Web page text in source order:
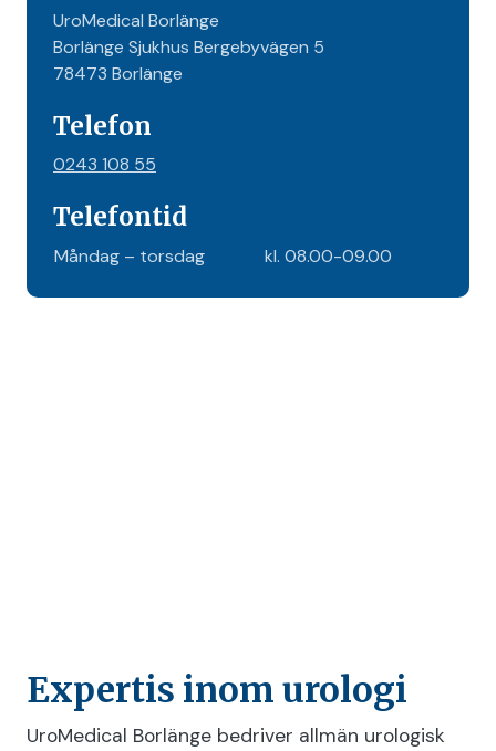
UroMedical Borlänge
Borlänge Sjukhus Bergebyvägen 5
78473 Borlänge
Telefon
0243 108 55
Telefontid
Måndag – torsdag kl. 08.00-09.00
Expertis inom urologi
UroMedical Borlänge bedriver allmän urologisk